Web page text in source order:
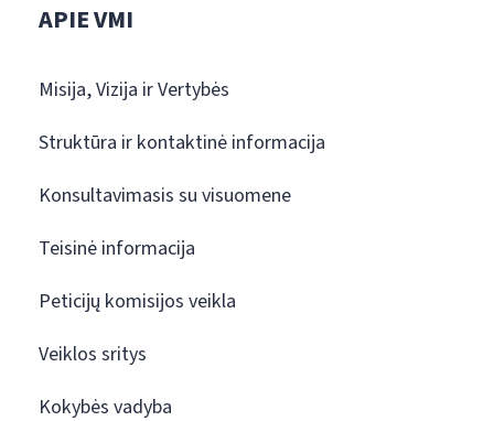
APIE VMI
Misija, Vizija ir Vertybės
Struktūra ir kontaktinė informacija
Konsultavimasis su visuomene
Teisinė informacija
Peticijų komisijos veikla
Veiklos sritys
Kokybės vadyba